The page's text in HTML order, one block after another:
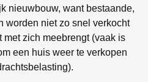
nieuwbouw, want bestaande,
worden niet zo snel verkocht
zich meebrengt (vaak is
een huis weer te verkopen